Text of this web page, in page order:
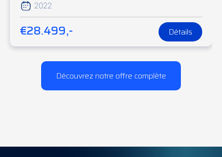
2022
€28.499,- Détails
Découvrez notre offre complète